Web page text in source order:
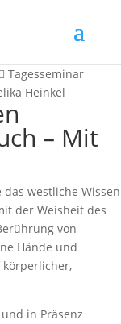
Tagesseminar
Heinkel
– Mit
westliche Wissen
der Weisheit des
von
Hände und
körperlicher,
in Präsenz